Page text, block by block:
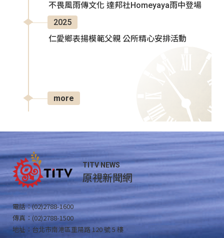
不畏風雨傳文化 達邦社Homeyaya雨中登場
2025
仁愛鄉表揚模範父親 公所精心安排活動
more
TITV NEWS
原視新聞網
電話：(02)2788-1600
傳真：(02)2788-1500
地址：台北市南港區重陽路 120 號 5 樓